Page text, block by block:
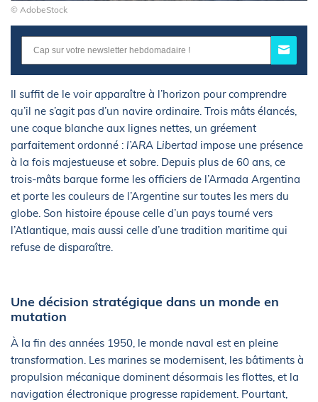
© AdobeStock
Il suffit de le voir apparaître à l’horizon pour comprendre
qu’il ne s’agit pas d’un navire ordinaire. Trois mâts élancés,
une coque blanche aux lignes nettes, un gréement
parfaitement ordonné : l’ARA Libertad impose une présence
à la fois majestueuse et sobre. Depuis plus de 60 ans, ce
trois-mâts barque forme les officiers de l’Armada Argentina
et porte les couleurs de l’Argentine sur toutes les mers du
globe. Son histoire épouse celle d’un pays tourné vers
l’Atlantique, mais aussi celle d’une tradition maritime qui
refuse de disparaître.
Une décision stratégique dans un monde en
mutation
À la fin des années 1950, le monde naval est en pleine
transformation. Les marines se modernisent, les bâtiments à
propulsion mécanique dominent désormais les flottes, et la
navigation électronique progresse rapidement. Pourtant,